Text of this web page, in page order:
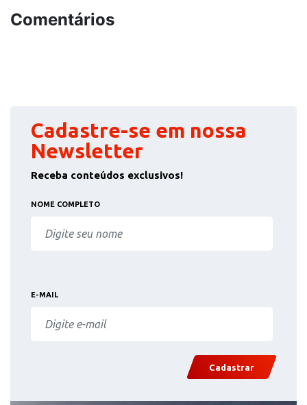
Comentários
Cadastre-se em nossa
Newsletter
Receba conteúdos exclusivos!
NOME COMPLETO
E-MAIL
Cadastrar